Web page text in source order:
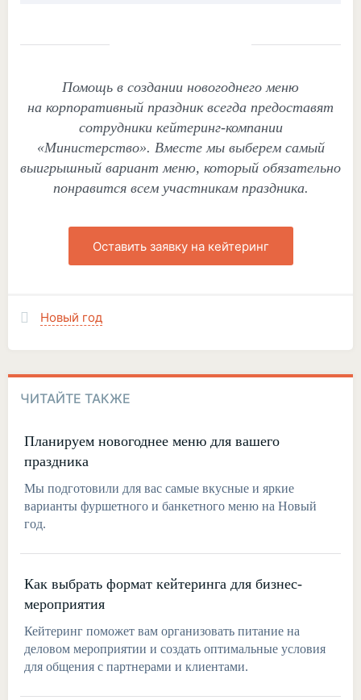
Помощь в создании новогоднего меню
на корпоративный праздник всегда предоставят
сотрудники кейтеринг-компании
«Министерство». Вместе мы выберем самый
выигрышный вариант меню, который обязательно
понравится всем участникам праздника.
Оставить заявку на кейтеринг
Новый год
ЧИТАЙТЕ ТАКЖЕ
Планируем новогоднее меню для вашего
праздника
Мы подготовили для вас самые вкусные и яркие
варианты фуршетного и банкетного меню на Новый
год.
Как выбрать формат кейтеринга для бизнес-
мероприятия
Кейтеринг поможет вам организовать питание на
деловом мероприятии и создать оптимальные условия
для общения с партнерами и клиентами.